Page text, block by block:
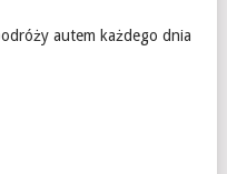
autem każdego dnia